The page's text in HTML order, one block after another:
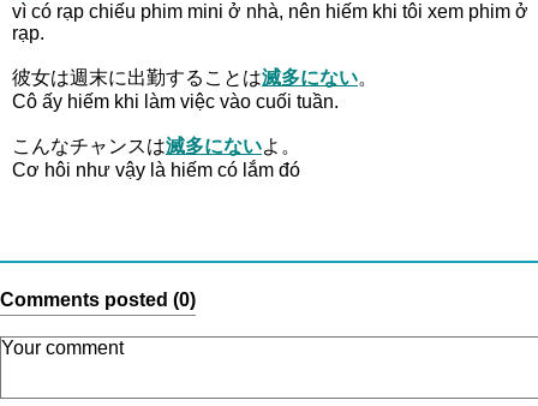
vì có rạp chiếu phim mini ở nhà, nên hiếm khi tôi xem phim ở
rạp.
彼女は週末に出勤することは滅多にない。
Cô ấy hiếm khi làm việc vào cuối tuần.
こんなチャンスは滅多にないよ。
Cơ hôi như vậy là hiếm có lắm đó
Comments posted (0)